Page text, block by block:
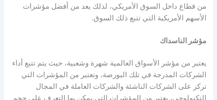
من قطاع داخل السوق الأمريكي، لذلك يعد من أفضل مؤشرات
الأسهم الأمريكيةالتي تتبع ذلك السوق.
مؤشر الناسداك
يعتبر من مؤشر الأسواق العالميةشهرة وشعبية، حيث يتم تتبع أداء
الشركات المدرجة في تلك البورصة، وتعتبر من المؤشرات التي
تركز على الشركات الناشئة والشركات العاملة في المجال
التكنولوجي، يعتبر من المؤشرات التي يمكن بها التعرف على حجم